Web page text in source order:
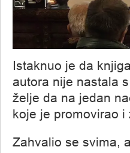
Istaknuo je da
autora nije nastala
želje da na jedan
koje je promovirao i
Zahvalio se svima,